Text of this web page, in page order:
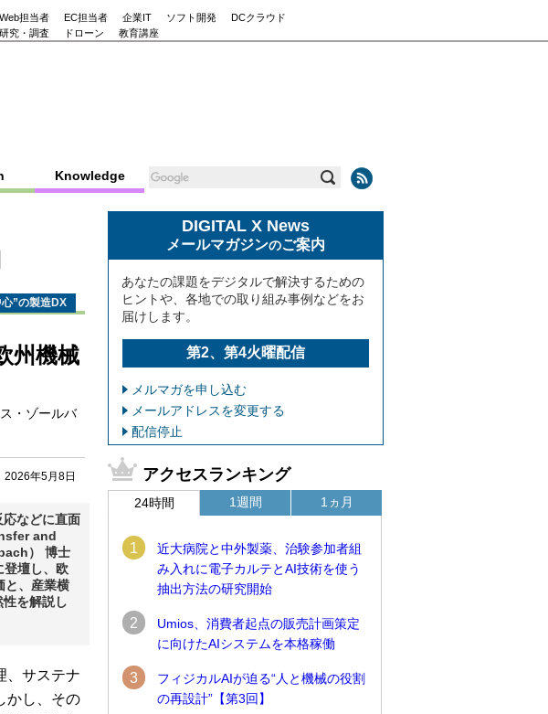
Web担当者 EC担当者 企業IT ソフト開発
DCクラウド
研究・調査
ドローン 教育講座
Knowledge
”の製造DX
州機械
・ゾールバ
2026年5月8日
などに直面
and
） 博士
壇し、欧
と、産業横
を解説し
、サステナ
かし、その
DIGITAL X News
メールマガジンのご案内
あなたの課題をデジタルで解決するための
ヒントや、各地での取り組み事例などをお
届けします。
第2、第4火曜配信
メルマガを申し込む
メールアドレスを変更する
配信停止
アクセスランキング
24時間
1
近大病院と中外製薬、治験参加者組
み入れに電子カルテとAI技術を使う
抽出方法の研究開始
2
Umios、消費者起点の販売計画策定
に向けたAIシステムを本格稼働
3
フィジカルAIが迫る“人と機械の役割
の再設計”【第3回】
1週間 1ヵ月